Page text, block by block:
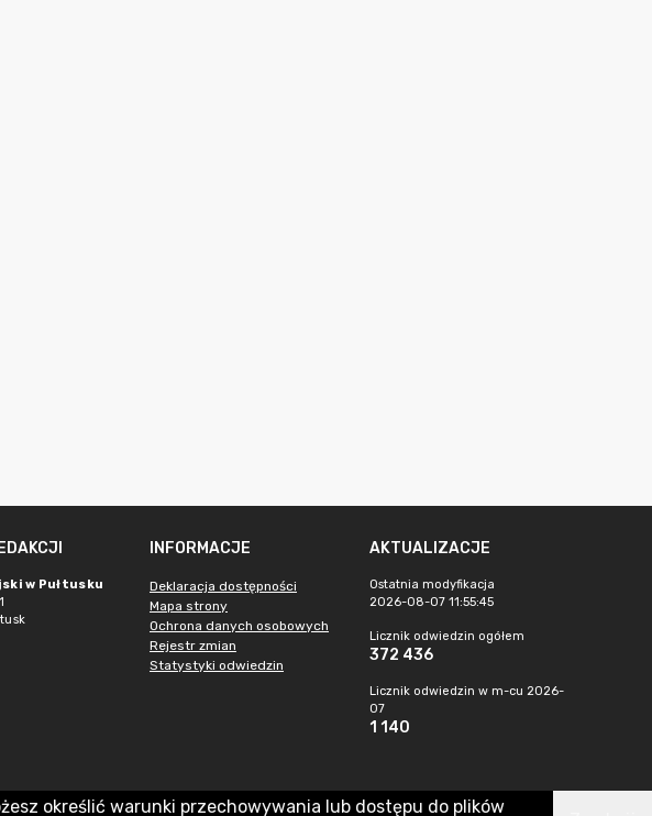
w Pułtusku
INFORMACJE
Deklaracja dostępności
Mapa strony
Ochrona danych osobowych
Rejestr zmian
Statystyki odwiedzin
AKTUALIZACJE
Ostatnia modyfikacja
2026-08-07 11:55:45
Licznik odwiedzin ogółem
372 436
Licznik odwiedzin w m-cu 2026-
07
1 140
określić warunki przechowywania lub dostępu do plików